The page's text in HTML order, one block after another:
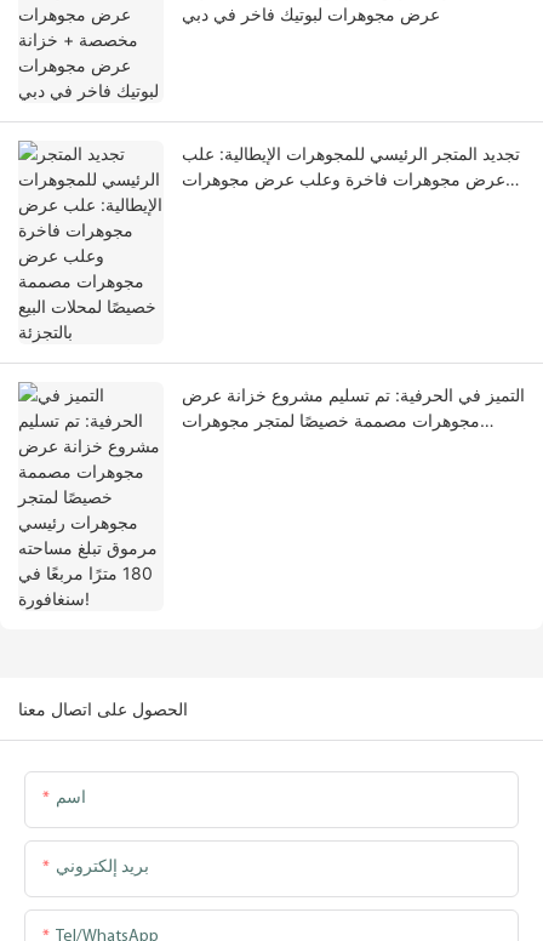
عرض مجوهرات لبوتيك فاخر في دبي
تجديد المتجر الرئيسي للمجوهرات الإيطالية: علب
عرض مجوهرات فاخرة وعلب عرض مجوهرات
التميز في الحرفية: تم تسليم مشروع خزانة عرض
مجوهرات مصممة خصيصًا لمتجر مجوهرات
الحصول على اتصال معنا
اسم
بريد إلكتروني
Tel/WhatsApp